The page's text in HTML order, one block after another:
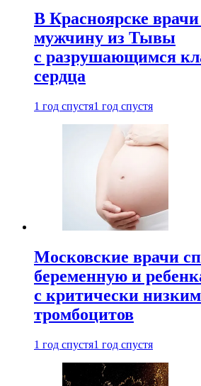
В Красноярске
мужчину из Тывы
с разрушающимся
сердца
1 год спустя1 год спустя
Московские врачи
беременную и
с критически
тромбоцитов
1 год спустя1 год спустя